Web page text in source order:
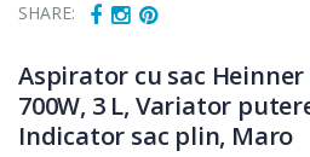
SHARE:
Aspirator cu sac Heinner
700W, 3 L, Variator
Indicator sac plin, Maro
Cuptor cu
microunde
-